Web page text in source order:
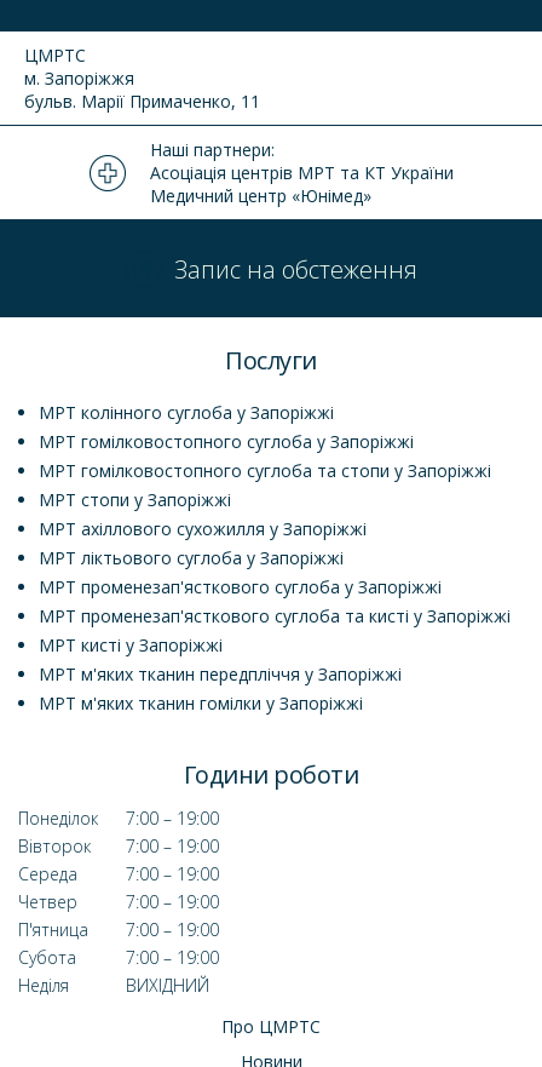
ЦМРТС
м. Запоріжжя
бульв. Марії Примаченко, 11
Наші партнери:
Асоціація центрів МРТ та КТ України
Медичний центр «Юнімед»
Запис на обстеження
Послуги
МРТ колінного суглоба у Запоріжжі
МРТ гомілковостопного суглоба у Запоріжжі
МРТ гомілковостопного суглоба та стопи у Запоріжжі
МРТ стопи у Запоріжжі
МРТ ахіллового сухожилля у Запоріжжі
МРТ ліктьового суглоба у Запоріжжі
МРТ променезап'ясткового суглоба у Запоріжжі
МРТ променезап'ясткового суглоба та кисті у Запоріжжі
МРТ кисті у Запоріжжі
МРТ м'яких тканин передпліччя у Запоріжжі
МРТ м'яких тканин гомілки у Запоріжжі
Години роботи
Понеділок
7:00 – 19:00
Вівторок
7:00 – 19:00
Середа
7:00 – 19:00
Четвер
7:00 – 19:00
П'ятница
7:00 – 19:00
Субота
7:00 – 19:00
Неділя
ВИХІДНИЙ
Про ЦМРТС
Новини